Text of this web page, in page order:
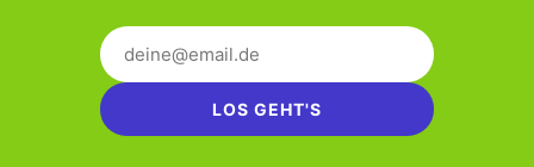
LOS GEHT'S